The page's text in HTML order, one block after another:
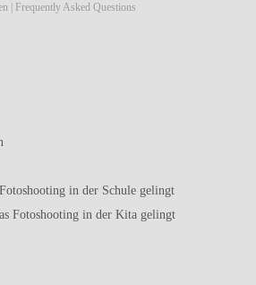
| Frequently Asked Questions
in der Schule gelingt
Fotoshooting in der Kita gelingt